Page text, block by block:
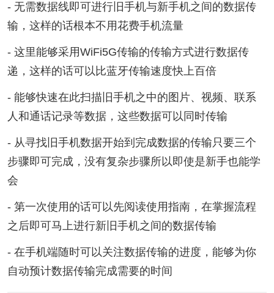
- 无需数据线即可进行旧手机与新手机之间的数据传
输，这样的话根本不用花费手机流量
- 这里能够采用WiFi5G传输的传输方式进行数据传
递，这样的话可以比蓝牙传输速度快上百倍
- 能够快速在此扫描旧手机之中的图片、视频、联系
人和通话记录等数据，这些数据可以同时传输
- 从寻找旧手机数据开始到完成数据的传输只要三个
步骤即可完成，没有复杂步骤所以即使是新手也能学
会
- 第一次使用的话可以先阅读使用指南，在掌握流程
之后即可马上进行新旧手机之间的数据传输
- 在手机端随时可以关注数据传输的进度，能够为你
自动预计数据传输完成需要的时间